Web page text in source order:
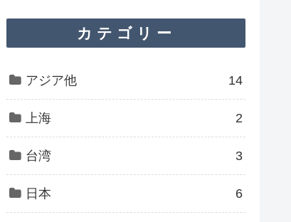
カテゴリー
アジア他 14
上海 2
台湾 3
日本 6